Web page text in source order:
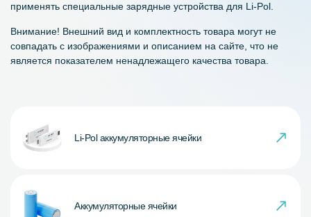
применять специальные зарядные устройства для Li-Pol.
Внимание! Внешний вид и комплектность товара могут не
совпадать с изображениями и описанием на сайте, что не
является показателем ненадлежащего качества товара.
Li-Pol аккумуляторные ячейки
Аккумуляторные ячейки